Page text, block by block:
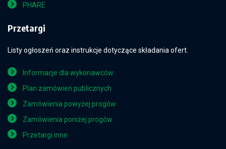
PHARE
Przetargi
Listy ogłoszeń oraz instrukcje dotyczące składania ofert.
Informacje dla wykonawców
Plan zamówień publicznych
Zamówienia powyżej progów
Zamówienia poniżej progów
Przetargi inne